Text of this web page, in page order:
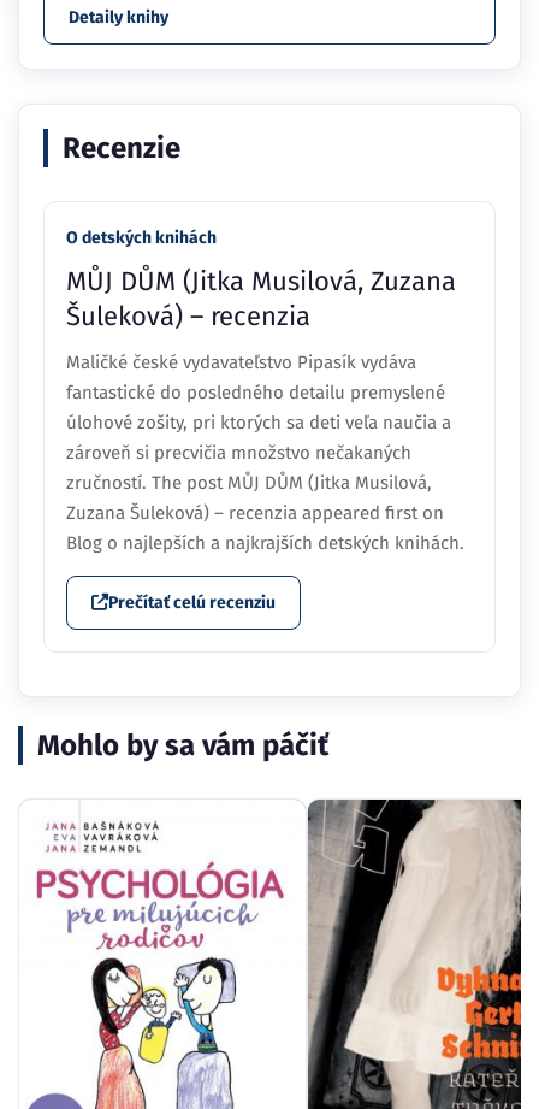
Detaily knihy
Recenzie
O detských knihách
MŮJ DŮM (Jitka Musilová, Zuzana
Šuleková) – recenzia
Maličké české vydavateľstvo Pipasík vydáva
fantastické do posledného detailu premyslené
úlohové zošity, pri ktorých sa deti veľa naučia a
zároveň si precvičia množstvo nečakaných
zručností. The post MŮJ DŮM (Jitka Musilová,
Zuzana Šuleková) – recenzia appeared first on
Blog o najlepších a najkrajších detských knihách.
Prečítať celú recenziu
Mohlo by sa vám páčiť